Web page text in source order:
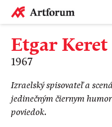
Etgar Keret
1967
Izraelský spisovateľ a
jedinečným čiernym
poviedok.